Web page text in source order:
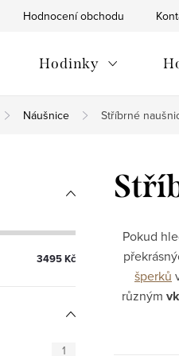
Hodnocení obchodu
Hodinky
Náušnice Stříbrné
3495Kč
1
Pokud
šperků
různým